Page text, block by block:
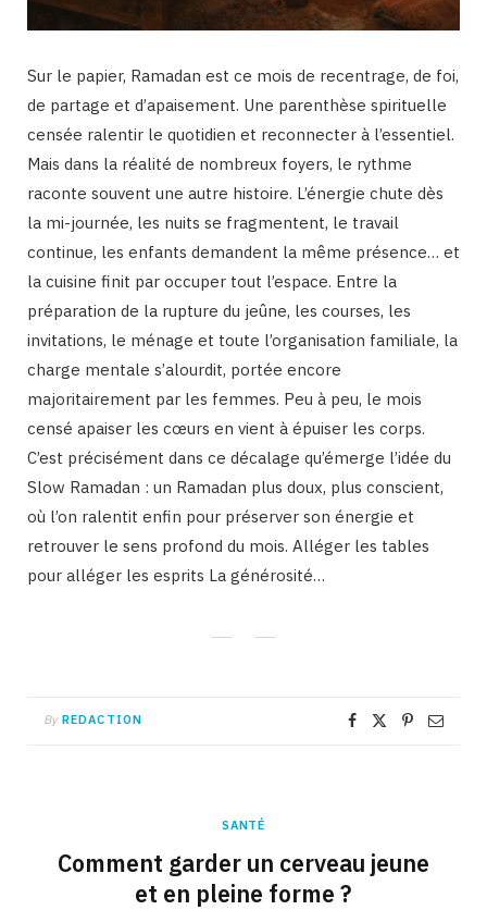
Sur le papier, Ramadan est ce mois de recentrage, de foi,
de partage et d’apaisement. Une parenthèse spirituelle
censée ralentir le quotidien et reconnecter à l’essentiel.
Mais dans la réalité de nombreux foyers, le rythme
raconte souvent une autre histoire. L’énergie chute dès
la mi-journée, les nuits se fragmentent, le travail
continue, les enfants demandent la même présence… et
la cuisine finit par occuper tout l’espace. Entre la
préparation de la rupture du jeûne, les courses, les
invitations, le ménage et toute l’organisation familiale, la
charge mentale s’alourdit, portée encore
majoritairement par les femmes. Peu à peu, le mois
censé apaiser les cœurs en vient à épuiser les corps.
C’est précisément dans ce décalage qu’émerge l’idée du
Slow Ramadan : un Ramadan plus doux, plus conscient,
où l’on ralentit enfin pour préserver son énergie et
retrouver le sens profond du mois. Alléger les tables
pour alléger les esprits La générosité…
By REDACTION
SANTÉ
Comment garder un cerveau jeune
et en pleine forme ?